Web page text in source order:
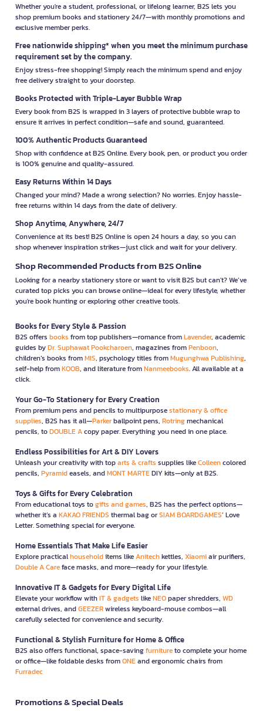
Whether you're a student, professional, or lifelong learner, B2S lets you
shop premium books and stationery 24/7—with monthly promotions and
exclusive member perks.
Free nationwide shipping* when you meet the minimum purchase
requirement set by the company.
Enjoy stress-free shopping! Simply reach the minimum spend and enjoy
free delivery straight to your doorstep.
Books Protected with Triple-Layer Bubble Wrap
Every book from B2S is wrapped in 3 layers of protective bubble wrap to
ensure it arrives in perfect condition—safe and sound, guaranteed.
100% Authentic Products Guaranteed
Shop with confidence at B2S Online. Every book, pen, or product you order
is 100% genuine and quality-assured.
Easy Returns Within 14 Days
Changed your mind? Made a wrong selection? No worries. Enjoy hassle-
free returns within 14 days from the date of delivery.
Shop Anytime, Anywhere, 24/7
Convenience at its best! B2S Online is open 24 hours a day, so you can
shop whenever inspiration strikes—just click and wait for your delivery.
Shop Recommended Products from B2S Online
Looking for a nearby stationery store or want to visit B2S but can't? We’ve
curated top picks you can browse online—ideal for every lifestyle, whether
you're book hunting or exploring other creative tools.
Books for Every Style & Passion
B2S offers books from top publishers—romance fromLavender, academic
guides byDr. Suphawat Pookcharoen, magazines fromPenboon,
children’s books fromMIS, psychology titles fromMugunghwa Publishing,
self-help fromKOOB, and literature fromNanmeebooks. All available at a
click.
Your Go-To Stationery for Every Creation
From premium pens and pencils to multipurposestationary & office
supplies, B2S has it all—Parkerballpoint pens, Rotringmechanical
pencils, toDOUBLE Acopy paper. Everything you need in one place.
Endless Possibilities for Art & DIY Lovers
Unleash your creativity with toparts & crafts supplies likeColleencolored
pencils, Pyramideasels, andMONT MARTEDIY kits—only at B2S.
Toys & Gifts for Every Celebration
From educational toys togifts and games, B2S has the perfect options—
whether it’s a KAKAO FRIENDS thermal bag orSIAM BOARDGAMES’ Love
Letter. Something special for everyone.
Home Essentials That Make Life Easier
Explore practicalhouseholditems likeAnitechkettles, Xiaomiair purifiers,
Double A Careface masks, and more—ready for your lifestyle.
Innovative IT & Gadgets for Every Digital Life
Elevate your workflow withIT & gadgets likeNEOpaper shredders, WD
external drives, andGEEZERwireless keyboard-mouse combos—all
carefully selected for convenience and security.
Functional & Stylish Furniture for Home & Office
B2S also offers functional, space-savingfurnitureto complete your home
or office—like foldable desks fromONEand ergonomic chairs from
Furradec
Promotions & Special Deals